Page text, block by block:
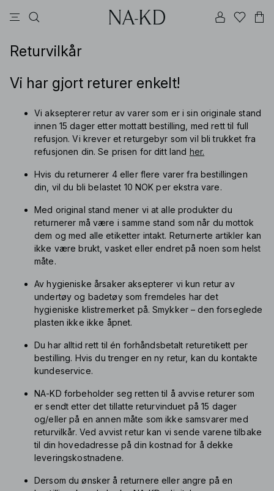
Returvilkår
Vi har gjort returer enkelt!
Vi aksepterer retur av varer som er i sin originale stand
innen 15 dageretter mottatt bestilling, med rett til full
refusjon. Vi krever et returgebyr som vil bli trukket fra
refusjonen din. Se prisen for ditt land her.
Hvis du returnerer 4 eller flere varer fra bestillingen
din, vil du bli belastet 10 NOK per ekstra vare.
Med original stand mener vi at alle produkter du
returnerer må være i samme stand som når du mottok
dem og med alle etiketter intakt. Returnerte artikler kan
ikke være brukt, vasket eller endret på noen som helst
måte.
Av hygieniske årsaker aksepterer vi kun retur av
undertøy og badetøy som fremdeles har det
hygieniske klistremerket på. Smykker – den forseglede
plasten ikke ikke åpnet.
Du har alltid rett tilén forhåndsbetalt returetikett per
bestilling. Hvis du trenger en ny retur, kan du kontakte
kundeservice.
NA-KD forbeholder seg retten til å avvise returer som
er sendt etter det tillatte returvinduet på 15 dager
og/eller på en annen måte som ikke samsvarer med
returvilkår. Ved avvist retur kan vi sende varene tilbake
til din hovedadresse på din kostnad for å dekke
leveringskostnadene.
Dersom du ønsker å returnere eller angre på en